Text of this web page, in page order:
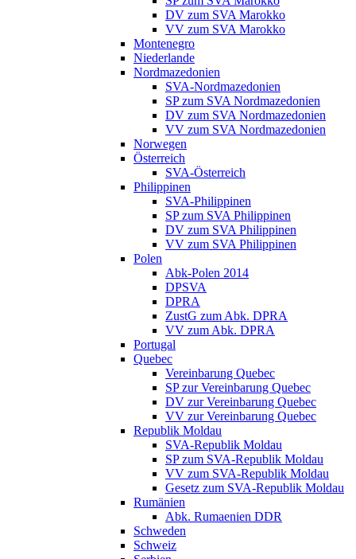
DV zum SVA Marokko
VV zum SVA Marokko
Montenegro
Niederlande
Nordmazedonien
SVA-Nordmazedonien
SP zum SVA Nordmazedonien
DV zum SVA Nordmazedonien
VV zum SVA Nordmazedonien
Norwegen
Österreich
SVA-Österreich
Philippinen
SVA-Philippinen
SP zum SVA Philippinen
DV zum SVA Philippinen
VV zum SVA Philippinen
Polen
Abk-Polen 2014
DPSVA
DPRA
ZustG zum Abk. DPRA
VV zum Abk. DPRA
Portugal
Quebec
Vereinbarung Quebec
SP zur Vereinbarung Quebec
DV zur Vereinbarung Quebec
VV zur Vereinbarung Quebec
Republik Moldau
SVA-Republik Moldau
SP zum SVA-Republik Moldau
VV zum SVA-Republik Moldau
Gesetz zum SVA-Republik Moldau
Rumänien
Abk. Rumaenien DDR
Schweden
Schweiz